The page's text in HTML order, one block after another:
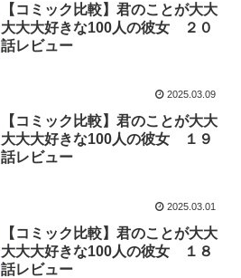
【コミック比較】君のことが大大
大大大好きな100人の彼女 ２０
話レビュー
2025.03.09
【コミック比較】君のことが大大
大大大好きな100人の彼女 １９
話レビュー
2025.03.01
【コミック比較】君のことが大大
大大大好きな100人の彼女 １８
話レビュー